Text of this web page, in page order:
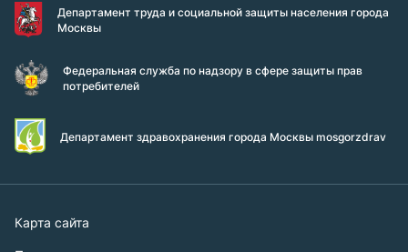
Департамент труда и социальной защиты населения города
Москвы
Федеральная служба по надзору в сфере защиты прав
потребителей
Департамент здравохранения города Москвы mosgorzdrav
Карта сайта